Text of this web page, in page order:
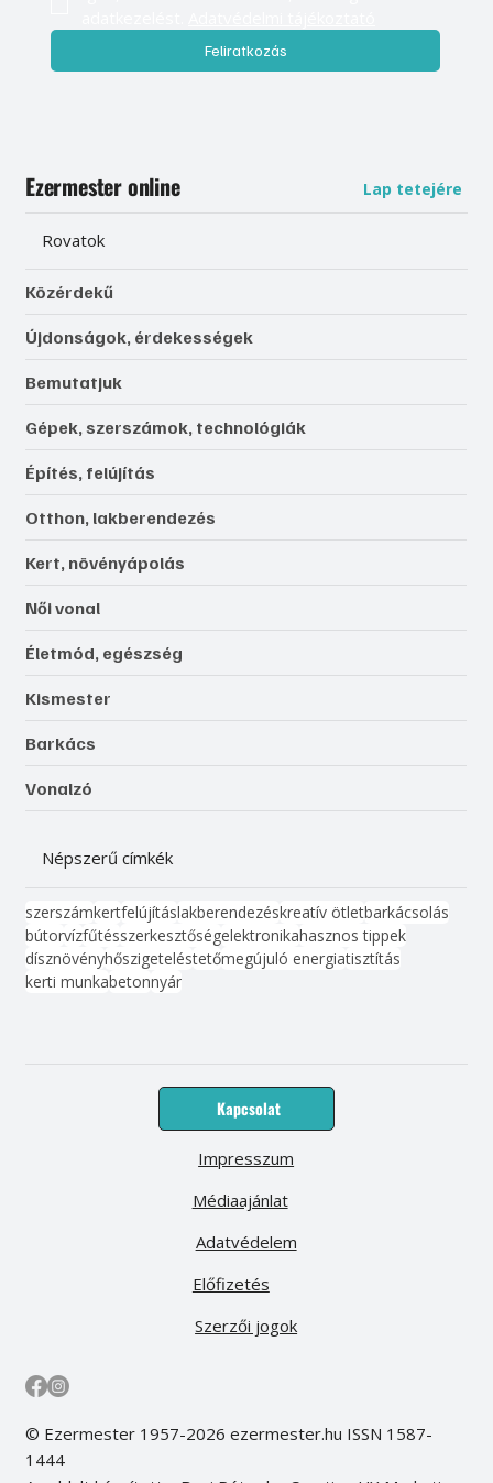
Feliratkozás
Ezermester online Lap tetejére
Rovatok
Közérdekű
Újdonságok, érdekességek
Bemutatjuk
Gépek, szerszámok, technológiák
Építés, felújítás
Otthon, lakberendezés
Kert, növényápolás
Női vonal
Életmód, egészség
Kismester
Barkács
Vonalzó
Népszerű címkék
szerszámkertfelújításlakberendezéskreatív ötletbarkácsolás
bútorvízfűtésszerkesztőségelektronikahasznos tippek
dísznövényhőszigeteléstetőmegújuló energiatisztítás
kerti munkabetonnyár
Kapcsolat
Médiaajánlat
Előfizetés
Impresszum
Adatvédelem
Szerzői jogok
© Ezermester 1957-2026 ezermester.hu ISSN 1587-
1444